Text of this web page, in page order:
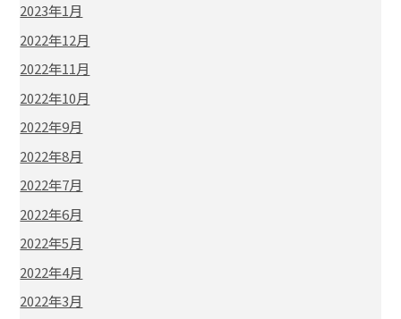
2023年1月
2022年12月
2022年11月
2022年10月
2022年9月
2022年8月
2022年7月
2022年6月
2022年5月
2022年4月
2022年3月